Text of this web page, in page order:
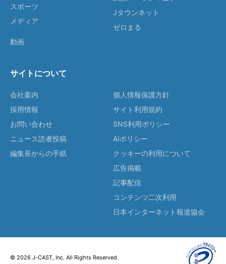
スポーツ
メディア
動画
Jタウンネット
ゼロまる
サイトについて
会社案内
採用情報
お問い合わせ
ニュース読者投稿
編集長からの手紙
個人情報保護方針
サイト利用規約
SNS利用ポリシー
AIポリシー
クッキーの利用について
広告掲載
記事配信
コンテンツ二次利用
日本インターネット報道協会
© 2026 J-CAST, Inc. All Rights Reserved.